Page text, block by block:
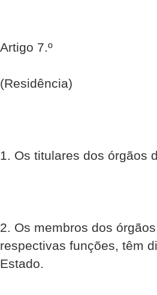
Artigo 7.º
(Residência)
1. Os titulares dos órgãos
2. Os membros dos
respectivas funções, têm
Estado.